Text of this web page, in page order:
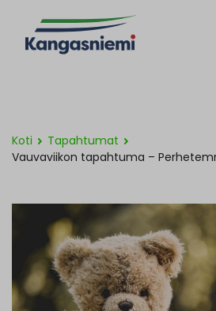
Koti
Tapahtumat
Vauvaviikon tapahtuma –